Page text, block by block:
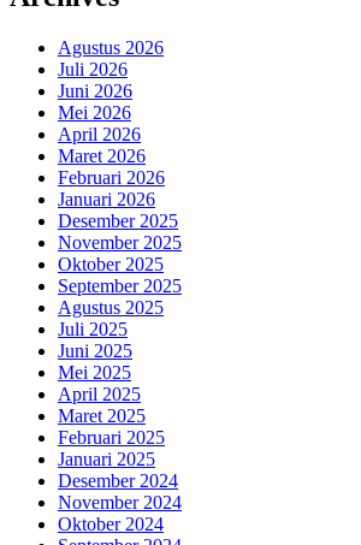
Agustus 2026
Juli 2026
Juni 2026
Mei 2026
April 2026
Maret 2026
Februari 2026
Januari 2026
Desember 2025
November 2025
Oktober 2025
September 2025
Agustus 2025
Juli 2025
Juni 2025
Mei 2025
April 2025
Maret 2025
Februari 2025
Januari 2025
Desember 2024
November 2024
Oktober 2024